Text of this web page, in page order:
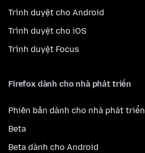
Trình duyệt cho Android
Trình duyệt cho iOS
Trình duyệt Focus
Firefox dành cho nhà phát triển
Phiên bản dành cho nhà phát triển
Beta
Beta dành cho Android